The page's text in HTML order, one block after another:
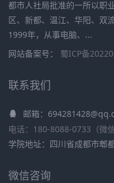
都市人社局批准的一所以职
区、新都、温江、华阳、双
1999年，从事电脑、...
网站备案号： 蜀ICP备
联系我们
邮箱：
电话：180-8088-0733（微信
学院地址：四川省成都市郫
微信咨询